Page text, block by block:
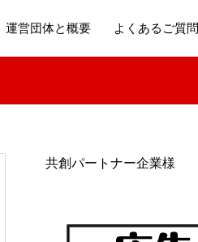
運営団体と概要 よくあるご質問
共創パートナー企業様